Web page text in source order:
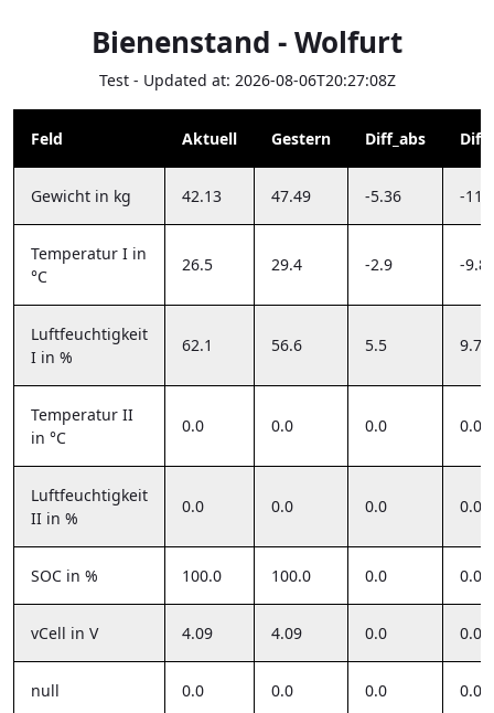
Bienenstand - Wolfurt
Test - Updated at: 2026-08-06T20:27:08Z
Feld Aktuell Gestern Diff_abs
Gewicht in kg 42.13 47.49 -5.36 -
Temperatur I in
°C
26.5 29.4 -2.9 -
Luftfeuchtigkeit
I in %
62.1 56.6 5.5
Temperatur II
in °C
0.0 0.0 0.0 0.0%
Luftfeuchtigkeit
II in %
0.0 0.0 0.0 0.0%
SOC in % 100.0 100.0 0.0 0.0%
vCell in V 4.09 4.09 0.0 0.0%
null 0.0 0.0 0.0 0.0%